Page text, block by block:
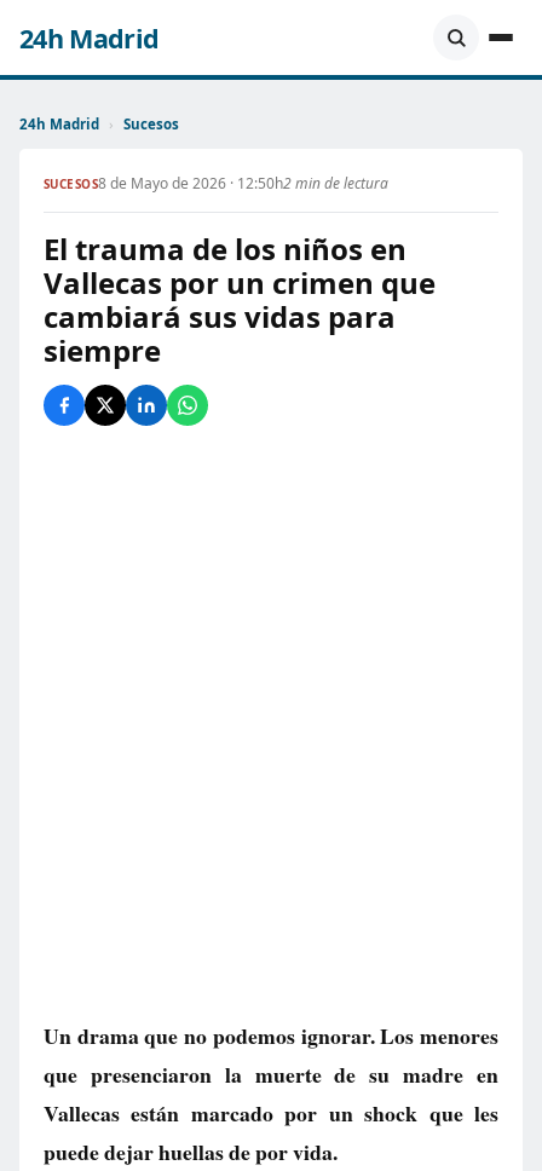
24h Madrid
24h Madrid › Sucesos
SUCESOS8 de Mayo de 2026 · 12:50h2 min de lectura
El trauma de los niños en
Vallecas por un crimen que
cambiará sus vidas para
siempre
Un drama que no podemos ignorar. Los menores
que presenciaron la muerte de su madre en
Vallecas están marcado por un shock que les
puede dejar huellas de por vida.